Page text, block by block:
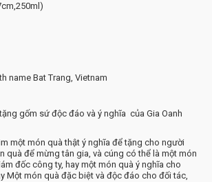
name Bat Trang, Vietnam
gốm sứ độc đáo và ý nghĩa của Gia Oanh
một món quà thật ý nghĩa để tặng cho người
quà để mừng tân gia, và cúng có thể là một món
đốc công ty, hay một món quà ý nghĩa cho
Một món quà đặc biệt và độc đáo cho đối tác,